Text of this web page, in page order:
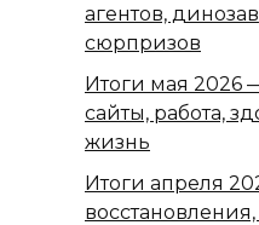
агентов,
сюрпризов
Итоги мая 2026
сайты, работа,
жизнь
Итоги апреля